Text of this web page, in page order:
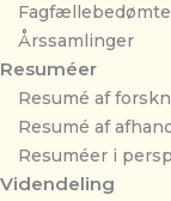
Fagfællebedømte
Årssamlinger
Resuméer
Resumé af
Resumé af
Resuméer i
Videndeling